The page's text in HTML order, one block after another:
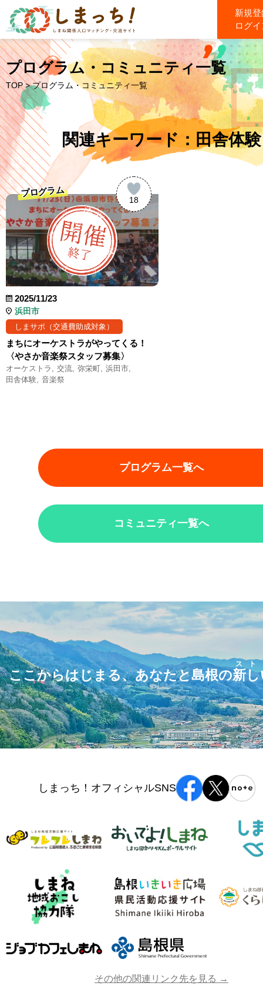
新規
ログ
プログラム・コミュニティ一覧
TOP > プログラム・コミュニティ一覧
関連キーワード：田舎体験
18
プログラム
2025/11/23
浜田市
しまサポ（交通費助成対象）
まちにオーケストラがやってくる！
〈やさか音楽祭スタッフ募集〉
オーケストラ 交流 弥栄町 浜田市
田舎体験 音楽祭
プログラム一覧へ
コミュニティ一覧へ
ここからはじまる、あなたと島根の新し
スト
しまっち！オフィシャルSNS
その他の関連リンク先を見る →